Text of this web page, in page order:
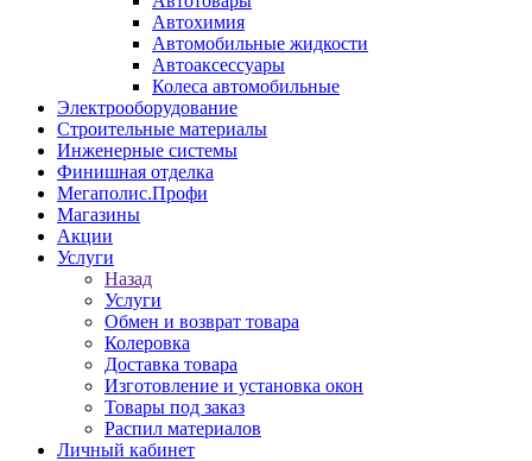
Автохимия
Автомобильные жидкости
Автоаксессуары
Колеса автомобильные
Электрооборудование
Строительные материалы
Инженерные системы
Финишная отделка
Мегаполис.Профи
Магазины
Акции
Услуги
Назад
Услуги
Обмен и возврат товара
Колеровка
Доставка товара
Изготовление и установка окон
Товары под заказ
Распил материалов
Личный кабинет